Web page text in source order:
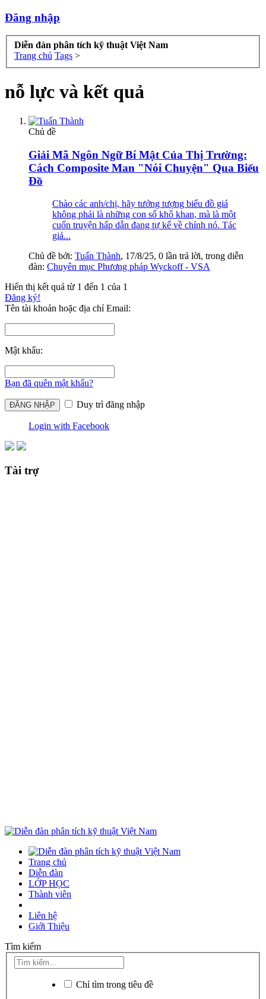
Đăng nhập
Diễn đàn phân tích kỹ thuật Việt Nam
Trang chủ Tags >
nỗ lực và kết quả
Chủ đề
Giải Mã Ngôn Ngữ Bí Mật Của Thị Trường:
Cách Composite Man "Nói Chuyện" Qua Biểu
Đồ
Chào các anh/chị, hãy tưởng tượng biểu đồ giá
không phải là những con số khô khan, mà là một
cuốn truyện hấp dẫn đang tự kể về chính nó. Tác
giả...
Chủ đề bởi: Tuấn Thành, 17/8/25, 0 lần trả lời, trong diễn
đàn: Chuyên mục Phương pháp Wyckoff - VSA
Hiển thị kết quả từ 1 đến 1 của 1
Đăng ký!
Tên tài khoản hoặc địa chỉ Email:
Mật khẩu:
Bạn đã quên mật khẩu?
Duy trì đăng nhập
Login with Facebook
Tài trợ
Trang chủ
Diễn đàn
LỚP HỌC
Thành viên
Liên hệ
Giới Thiệu
Tìm kiếm
Chỉ tìm trong tiêu đề